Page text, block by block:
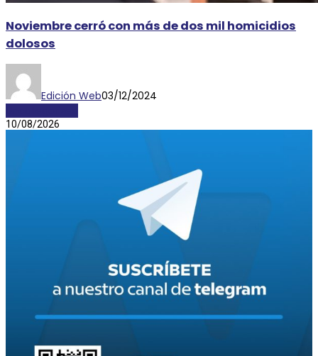
Noviembre cerró con más de dos mil homicidios
dolosos
Edición Web03/12/2024
10/08/2026